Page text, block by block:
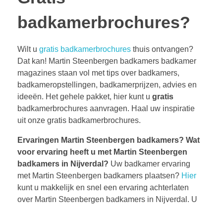
badkamerbrochures?
Wilt u gratis badkamerbrochures thuis ontvangen?
Dat kan! Martin Steenbergen badkamers badkamer
magazines staan vol met tips over badkamers,
badkameropstellingen, badkamerprijzen, advies en
ideeën. Het gehele pakket, hier kunt u gratis
badkamerbrochures aanvragen. Haal uw inspiratie
uit onze gratis badkamerbrochures.
Ervaringen Martin Steenbergen badkamers? Wat
voor ervaring heeft u met Martin Steenbergen
badkamers in Nijverdal? Uw badkamer ervaring
met Martin Steenbergen badkamers plaatsen? Hier
kunt u makkelijk en snel een ervaring achterlaten
over Martin Steenbergen badkamers in Nijverdal. U